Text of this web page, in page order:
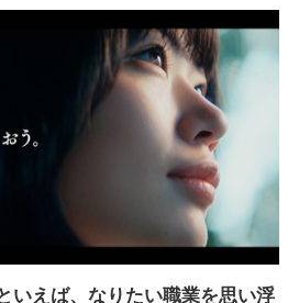
いえば、なりたい職業を思い浮